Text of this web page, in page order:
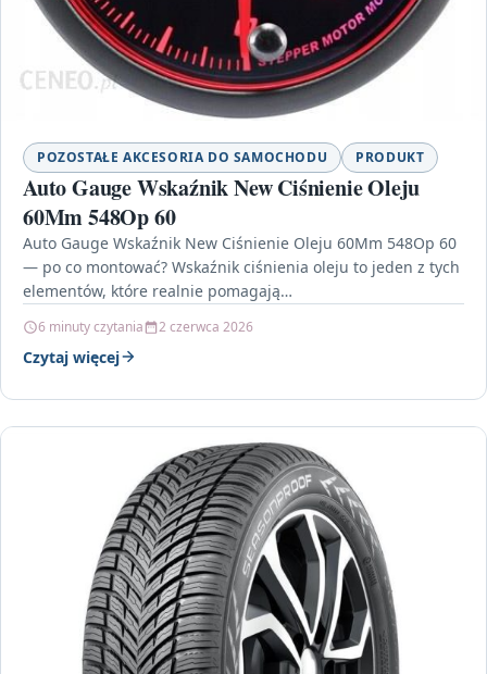
POZOSTAŁE AKCESORIA DO SAMOCHODU PRODUKT
Auto Gauge Wskaźnik New Ciśnienie Oleju
60Mm 548Op 60
Auto Gauge Wskaźnik New Ciśnienie Oleju 60Mm 548Op 60
— po co montować? Wskaźnik ciśnienia oleju to jeden z tych
elementów, które realnie pomagają…
6 minuty czytania 2 czerwca 2026
Czytaj więcej